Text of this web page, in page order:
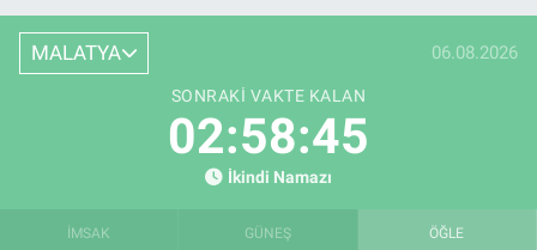
MALATYA 06.08.2026
SONRAKI VAKTE KALAN
02:58:44
İkindi Namazı
İMSAK GÜNEŞ ÖĞLE